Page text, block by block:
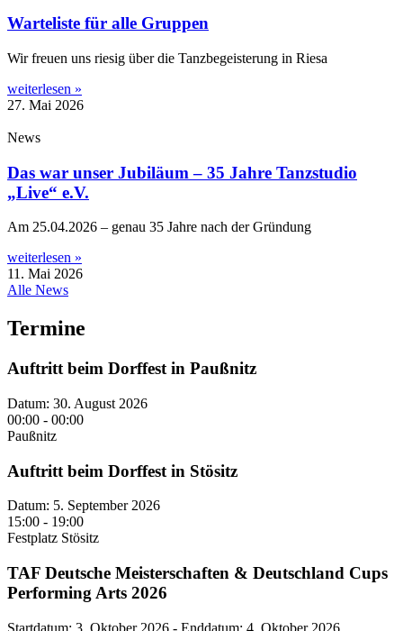
Warteliste für alle Gruppen
Wir freuen uns riesig über die Tanzbegeisterung in Riesa
weiterlesen »
27. Mai 2026
News
Das war unser Jubiläum – 35 Jahre Tanzstudio
„Live“ e.V.
Am 25.04.2026 – genau 35 Jahre nach der Gründung
weiterlesen »
11. Mai 2026
Alle News
Termine
Auftritt beim Dorffest in Paußnitz
Datum: 30. August 2026
00:00 - 00:00
Paußnitz
Auftritt beim Dorffest in Stösitz
Datum: 5. September 2026
15:00 - 19:00
Festplatz Stösitz
TAF Deutsche Meisterschaften & Deutschland Cups
Performing Arts 2026
Startdatum: 3. Oktober 2026 - Enddatum: 4. Oktober 2026